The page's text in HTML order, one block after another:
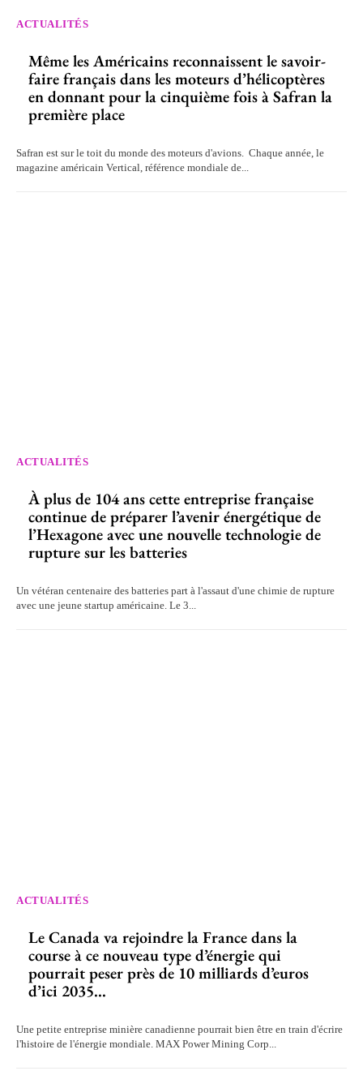
ACTUALITÉS
Même les Américains reconnaissent le savoir-
faire français dans les moteurs d’hélicoptères
en donnant pour la cinquième fois à Safran la
première place
Safran est sur le toit du monde des moteurs d'avions. Chaque année, le
magazine américain Vertical, référence mondiale de...
ACTUALITÉS
À plus de 104 ans cette entreprise française
continue de préparer l’avenir énergétique de
l’Hexagone avec une nouvelle technologie de
rupture sur les batteries
Un vétéran centenaire des batteries part à l'assaut d'une chimie de rupture
avec une jeune startup américaine. Le 3...
ACTUALITÉS
Le Canada va rejoindre la France dans la
course à ce nouveau type d’énergie qui
pourrait peser près de 10 milliards d’euros
d’ici 2035...
Une petite entreprise minière canadienne pourrait bien être en train d'écrire
l'histoire de l'énergie mondiale. MAX Power Mining Corp...